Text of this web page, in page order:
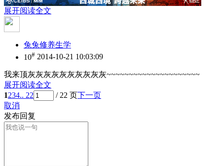
展开阅读全文
兔兔修养生学
10# 2014-10-21 10:03:09
我来顶灰灰灰灰灰灰灰灰灰灰~~~~~~~~~~~~~~~~~~~~~
展开阅读全文
1234.. 22 / 22 页下一页
取消
发布回复